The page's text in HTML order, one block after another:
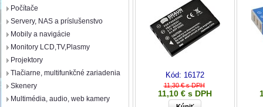
Počítače
Servery, NAS a príslušenstvo
Mobily a navigácie
Monitory LCD,TV,Plasmy
Projektory
Tlačiarne, multifunkčné zariadenia
Skenery
Multimédia, audio, web kamery
Kód: 16172
11,30 € s DPH
11,10 € s DPH